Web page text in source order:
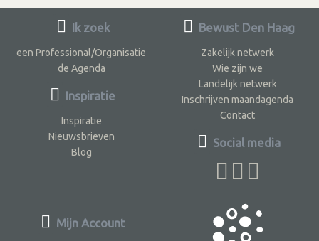
Ik zoek
een Professional/Organisatie
de Agenda
Inspiratie
Inspiratie
Nieuwsbrieven
Blog
Bewust Den Haag
Zakelijk netwerk
Wie zijn we
Landelijk netwerk
Inschrijven maandagenda
Contact
Social media
Mijn Account